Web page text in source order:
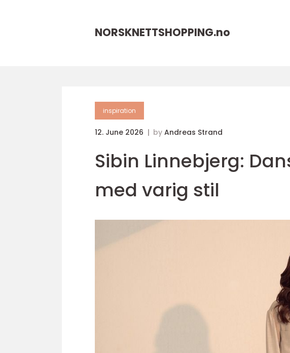
NORSKNETTSHOPPING.no
inspiration
12. June 2026 by Andreas Strand
Sibin Linnebjerg:
med varig stil